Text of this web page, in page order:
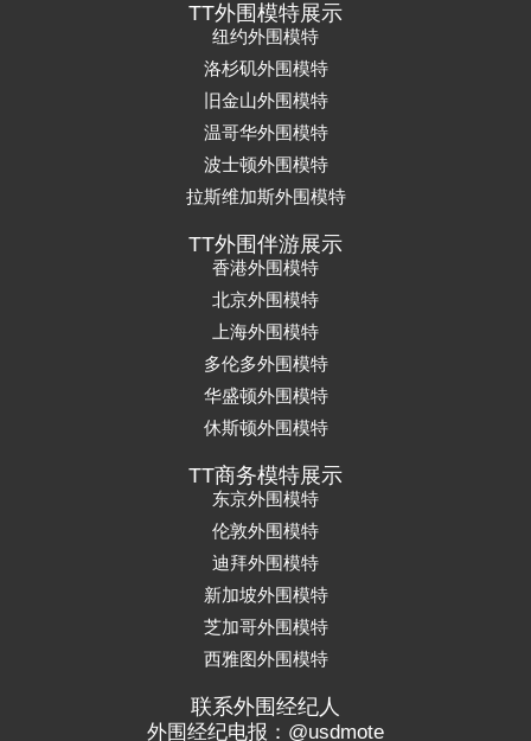
TT外围模特展示
纽约外围模特
洛杉矶外围模特
旧金山外围模特
温哥华外围模特
波士顿外围模特
拉斯维加斯外围模特
TT外围伴游展示
香港外围模特
北京外围模特
上海外围模特
多伦多外围模特
华盛顿外围模特
休斯顿外围模特
TT商务模特展示
东京外围模特
伦敦外围模特
迪拜外围模特
新加坡外围模特
芝加哥外围模特
西雅图外围模特
联系外围经纪人
外围经纪电报：@usdmote